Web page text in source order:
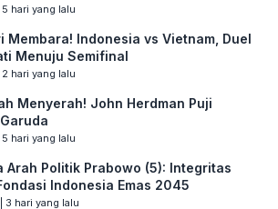
| 5 hari yang lalu
Membara! Indonesia vs Vietnam, Duel
Menuju Semifinal
| 2 hari yang lalu
Menyerah! John Herdman Puji
| 5 hari yang lalu
Arah Politik Prabowo (5): Integritas
Indonesia Emas 2045
3 hari yang lalu